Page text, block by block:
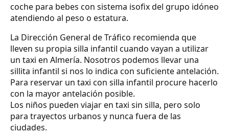
coche para bebes con sistema isofix del grupo idóneo
atendiendo al peso o estatura.
La Dirección General de Tráfico recomienda que
lleven su propia silla infantil cuando vayan a utilizar
un taxi en Almería. Nosotros podemos llevar una
sillita infantil si nos lo indica con suficiente antelación.
Para reservar un taxi con silla infantil procure hacerlo
con la mayor antelación posible.
Los niños pueden viajar en taxi sin silla, pero solo
para trayectos urbanos y nunca fuera de las
ciudades.